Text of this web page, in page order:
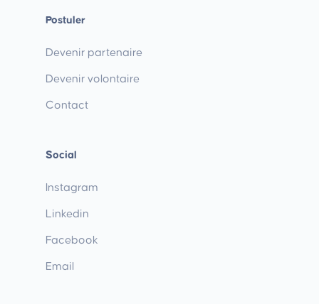
Postuler
Devenir partenaire
Devenir volontaire
Contact
Social
Instagram
Linkedin
Facebook
Email